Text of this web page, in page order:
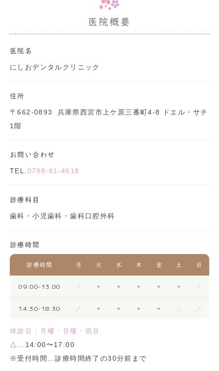
医院概要
医院名
にしおデンタルクリニック
住所
〒662-0893
兵庫県西宮市上ケ原三番町4-8 ドエル・サチ
1階
お問い合わせ
TEL. 0798-61-4618
診療科目
歯科・小児歯科・歯科口腔外科
診療時間
診療時間 月 火 水 木 金 土 日
09:00-13:00 ／ ● ● ● ● ● ／
14:30-18:30 ／ ● ● ● ● △ ／
休診日：月曜・日曜・祝日
△...14:00〜17:00
※受付時間…診療時間終了の30分前まで